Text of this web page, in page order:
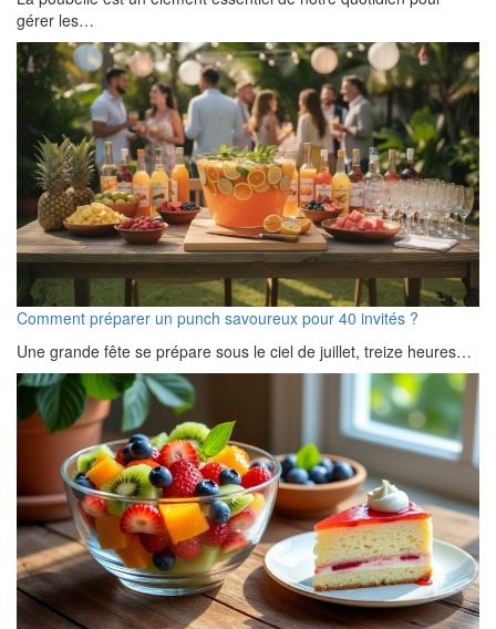
gérer les…
Comment préparer un punch savoureux pour 40 invités ?
Une grande fête se prépare sous le ciel de juillet, treize heures…